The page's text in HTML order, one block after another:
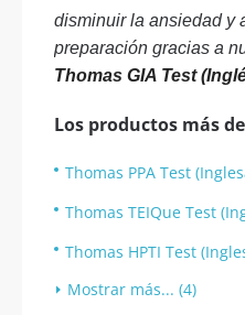
disminuir la ansiedad y
preparación gracias a
Thomas GIA Test
Los productos más
Thomas PPA Test
Thomas TEIQue Test
Thomas HPTI Test
Mostrar más... (4)